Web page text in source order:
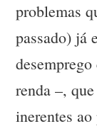
problemas
passado) já
renda –,
inerentes